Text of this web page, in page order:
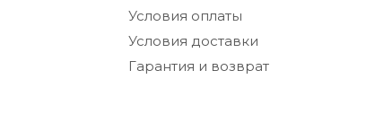
Условия оплаты
Условия доставки
Гарантия и возврат